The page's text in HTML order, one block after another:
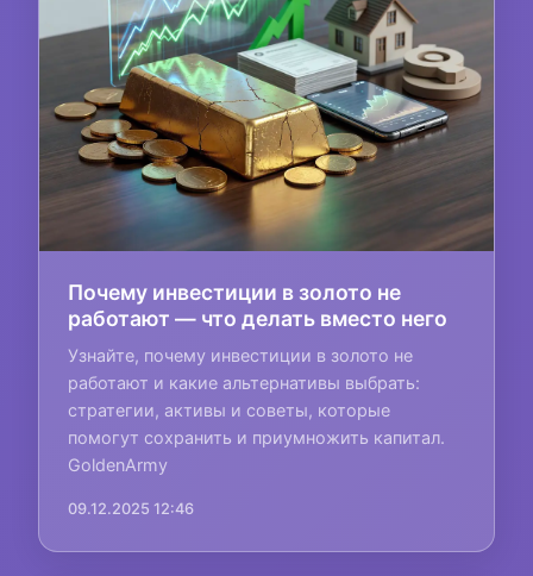
Почему инвестиции в золото не
работают — что делать вместо него
Узнайте, почему инвестиции в золото не
работают и какие альтернативы выбрать:
стратегии, активы и советы, которые
помогут сохранить и приумножить капитал.
GoldenArmy
09.12.2025 12:46